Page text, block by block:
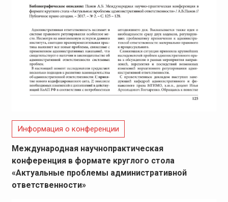
Информация о конференции
Международная научнопрактическая
конференция в формате круглого стола
«Актуальные проблемы административной
ответственности»